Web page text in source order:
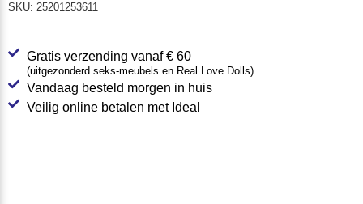
SKU: 25201253611
Gratis verzending vanaf € 60
(uitgezonderd seks-meubels en Real Love Dolls)
Vandaag besteld morgen in huis
Veilig online betalen met Ideal